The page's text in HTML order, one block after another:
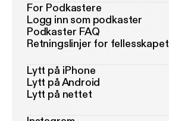
For Podkastere
Logg inn som podkaster
Podkaster FAQ
Retningslinjer for fellesskapet
Lytt på iPhone
Lytt på Android
Lytt på nettet